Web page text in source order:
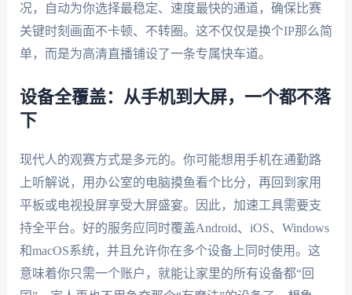
况，自动为你选择最稳定、速度最快的通道，确保比赛
关键时刻画面不卡顿、不转圈。这不仅仅是换个IP那么简
单，而是为高清直播铺设了一条专属快车道。
设备全覆盖：从手机到大屏，一个都不落
下
现代人的观赛方式是多元的。你可能想用手机在通勤路
上听解说，用办公室的电脑摸鱼看个比分，再回到家用
平板或电视投屏享受大屏盛宴。因此，加速工具需要支
持全平台。好的服务应同时覆盖Android、iOS、Windows
和macOS系统，并且允许你在多个设备上同时使用。这
意味着你只需一个账户，就能让家里的所有设备都“回